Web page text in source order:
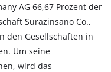
AG 66,67 Prozent der
Surazinsano Co.,
den Gesellschaften in
Um seine
wird das